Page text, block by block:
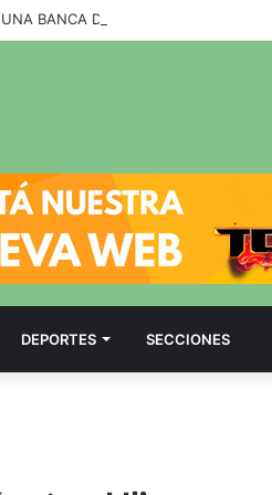
DEPORTES SECCIONES